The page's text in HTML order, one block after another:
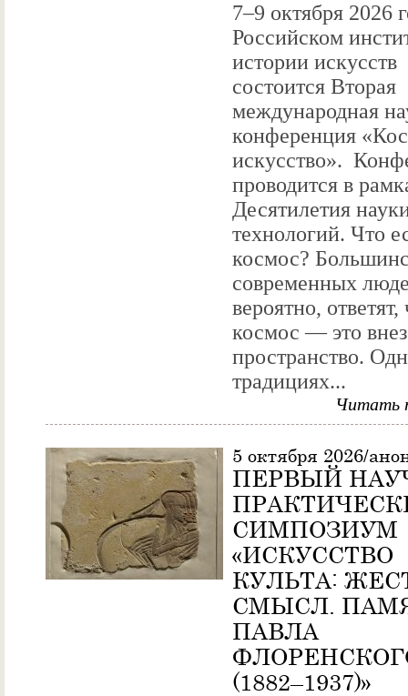
7–9 октября 2026
Российском
истории искусств
состоится Вторая
международная
конференция
искусство».
проводится в
Десятилетия
технологий. Что
космос?
современных
вероятно, ответят,
космос — это
пространство.
традициях...
Читать
5 октября 2026/
ПЕРВЫЙ
СИМПОЗИУМ
«ИСКУССТВО
КУЛЬТА:
СМЫСЛ.
ПАВЛА
(1882–1937)»